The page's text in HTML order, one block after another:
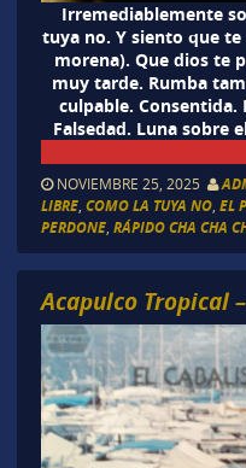
Irremediablemente
tuya no. Y siento que
morena). Que dios te
muy tarde. Rumba
culpable. Consentida.
Falsedad. Luna sobre
NOVIEMBRE 25, 2025
LIBRE, COMO LA TUYA NO, EL
PERDONE, RÁPIDO CHA CHA
Acapulco Tropical